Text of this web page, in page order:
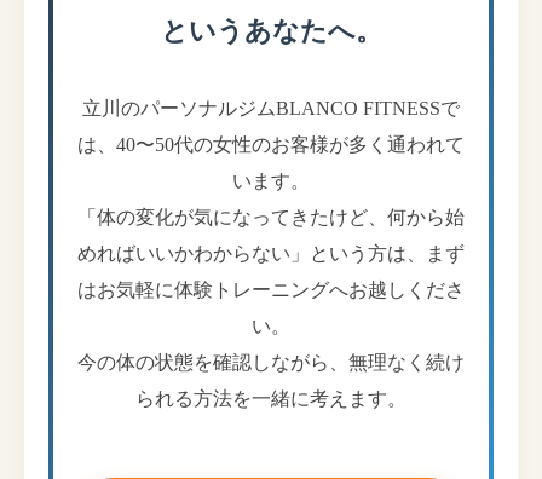
というあなたへ。
立川のパーソナルジムBLANCO FITNESSで
は、40〜50代の女性のお客様が多く通われて
います。
「体の変化が気になってきたけど、何から始
めればいいかわからない」という方は、まず
はお気軽に体験トレーニングへお越しくださ
い。
今の体の状態を確認しながら、無理なく続け
られる方法を一緒に考えます。